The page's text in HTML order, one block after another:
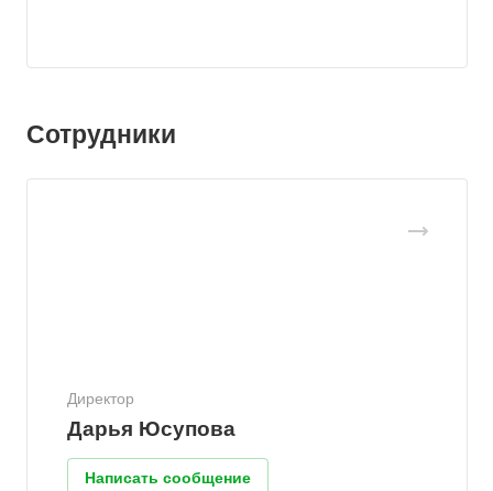
Сотрудники
Директор
Дарья Юсупова
Написать сообщение